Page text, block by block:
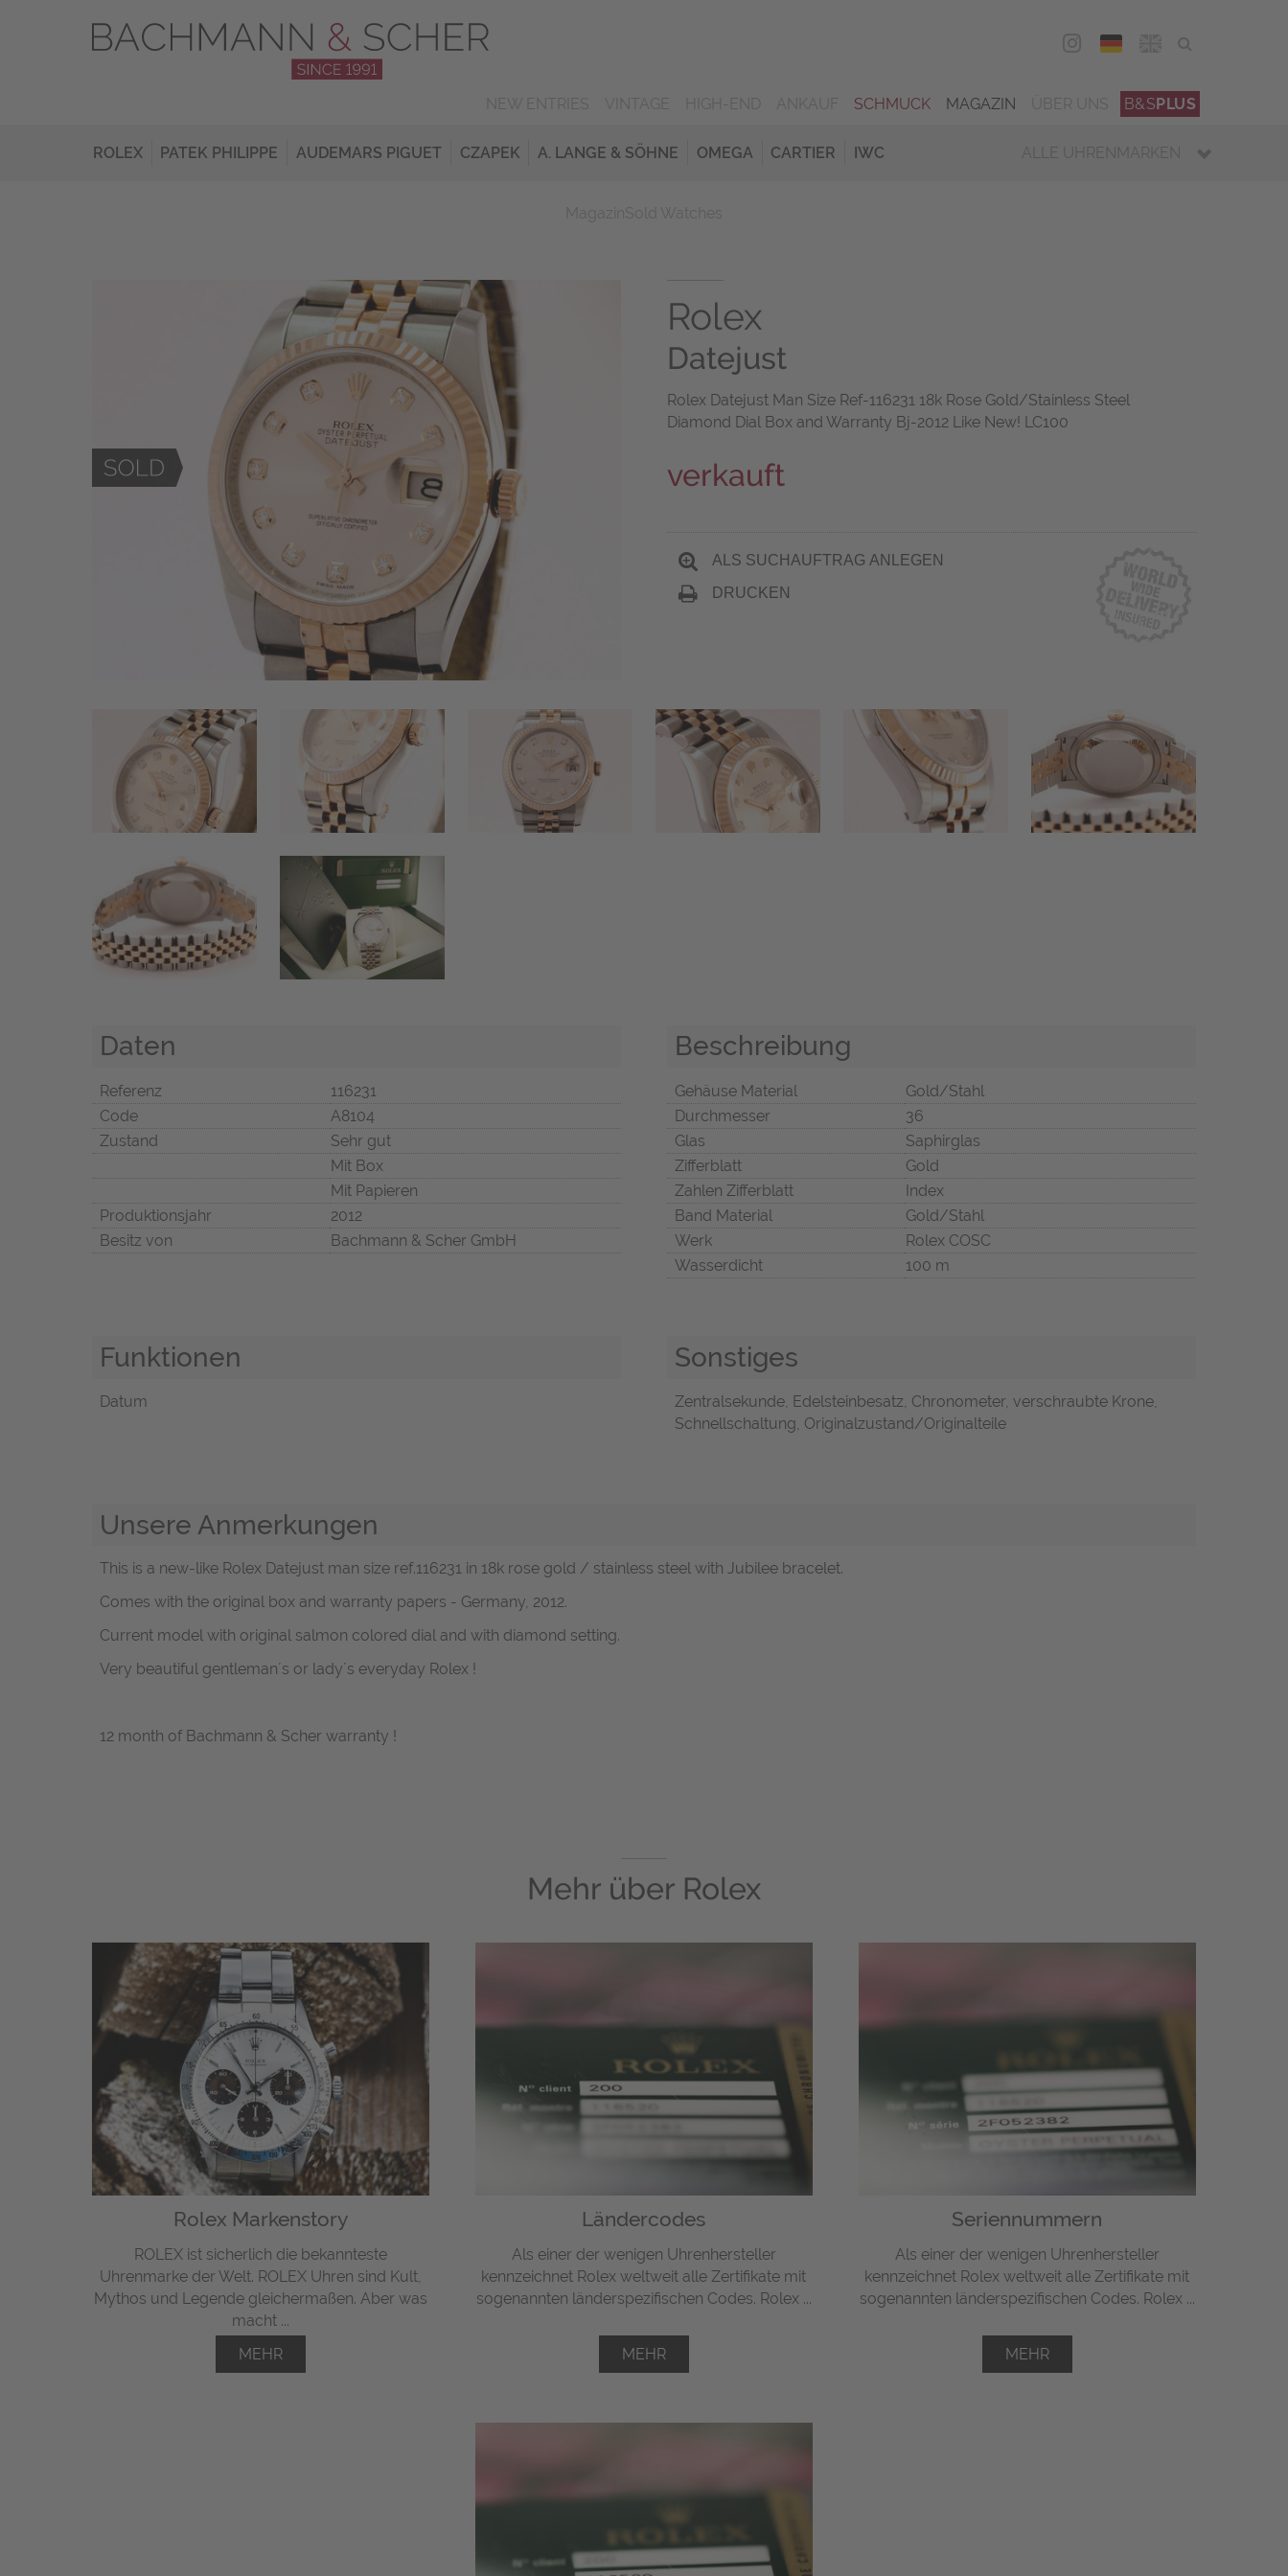
DEU
SCHMUCK MAGAZIN B&SPLUS
ROLEX PATEK PHILIPPE AUDEMARS PIGUET CZAPEK A. LANGE & SÖHNE OMEGA CARTIER IWC ALLE UHRENMARKEN
Rolex
Datejust
Rolex Datejust Man Size Ref-116231 18k Rose Gold/Stainless Steel
Diamond Dial Box and Warranty Bj-2012 Like New! LC100
verkauft
ALS SUCHAUFTRAG ANLEGEN
DRUCKEN
Daten
Referenz
116231
Code
A8104
Zustand
Sehr gut
Mit Box
Mit Papieren
Produktionsjahr
2012
Besitz von
Bachmann & Scher GmbH
Beschreibung
Gehäuse Material
Gold/Stahl
Durchmesser
36
Glas
Saphirglas
Zifferblatt
Gold
Zahlen Zifferblatt
Index
Band Material
Gold/Stahl
Werk
Rolex COSC
Wasserdicht
100 m
Funktionen
Datum
Sonstiges
Zentralsekunde, Edelsteinbesatz, Chronometer, verschraubte Krone,
Schnellschaltung, Originalzustand/Originalteile
Unsere Anmerkungen
This is a new-like Rolex Datejust man size ref.116231 in 18k rose gold / stainless steel with Jubilee bracelet.
Comes with the original box and warranty papers - Germany, 2012.
Current model with original salmon colored dial and with diamond setting.
Very beautiful gentleman´s or lady´s everyday Rolex !
12 month of Bachmann & Scher warranty !
Mehr über Rolex
Rolex Markenstory
ROLEX ist sicherlich die bekannteste
Uhrenmarke der Welt. ROLEX Uhren sind Kult,
Mythos und Legende gleichermaßen. Aber was
macht ...
MEHR
Ländercodes
Als einer der wenigen Uhrenhersteller
kennzeichnet Rolex weltweit alle Zertifikate mit
sogenannten länderspezifischen Codes. Rolex ...
MEHR
Seriennummern
Als einer der wenigen Uhrenhersteller
kennzeichnet Rolex weltweit alle Zertifikate mit
sogenannten länderspezifischen Codes. Rolex ...
MEHR